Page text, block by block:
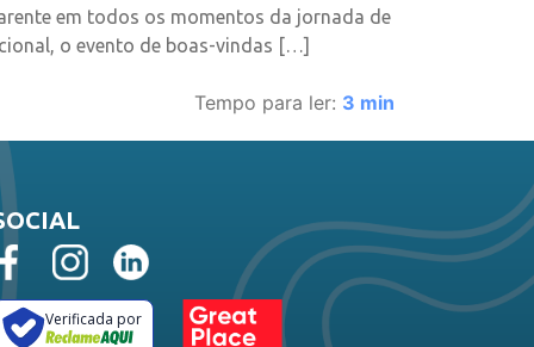
em todos os momentos da jornada de
o evento de boas-vindas […]
Tempo para ler: 3 min
Verificada por